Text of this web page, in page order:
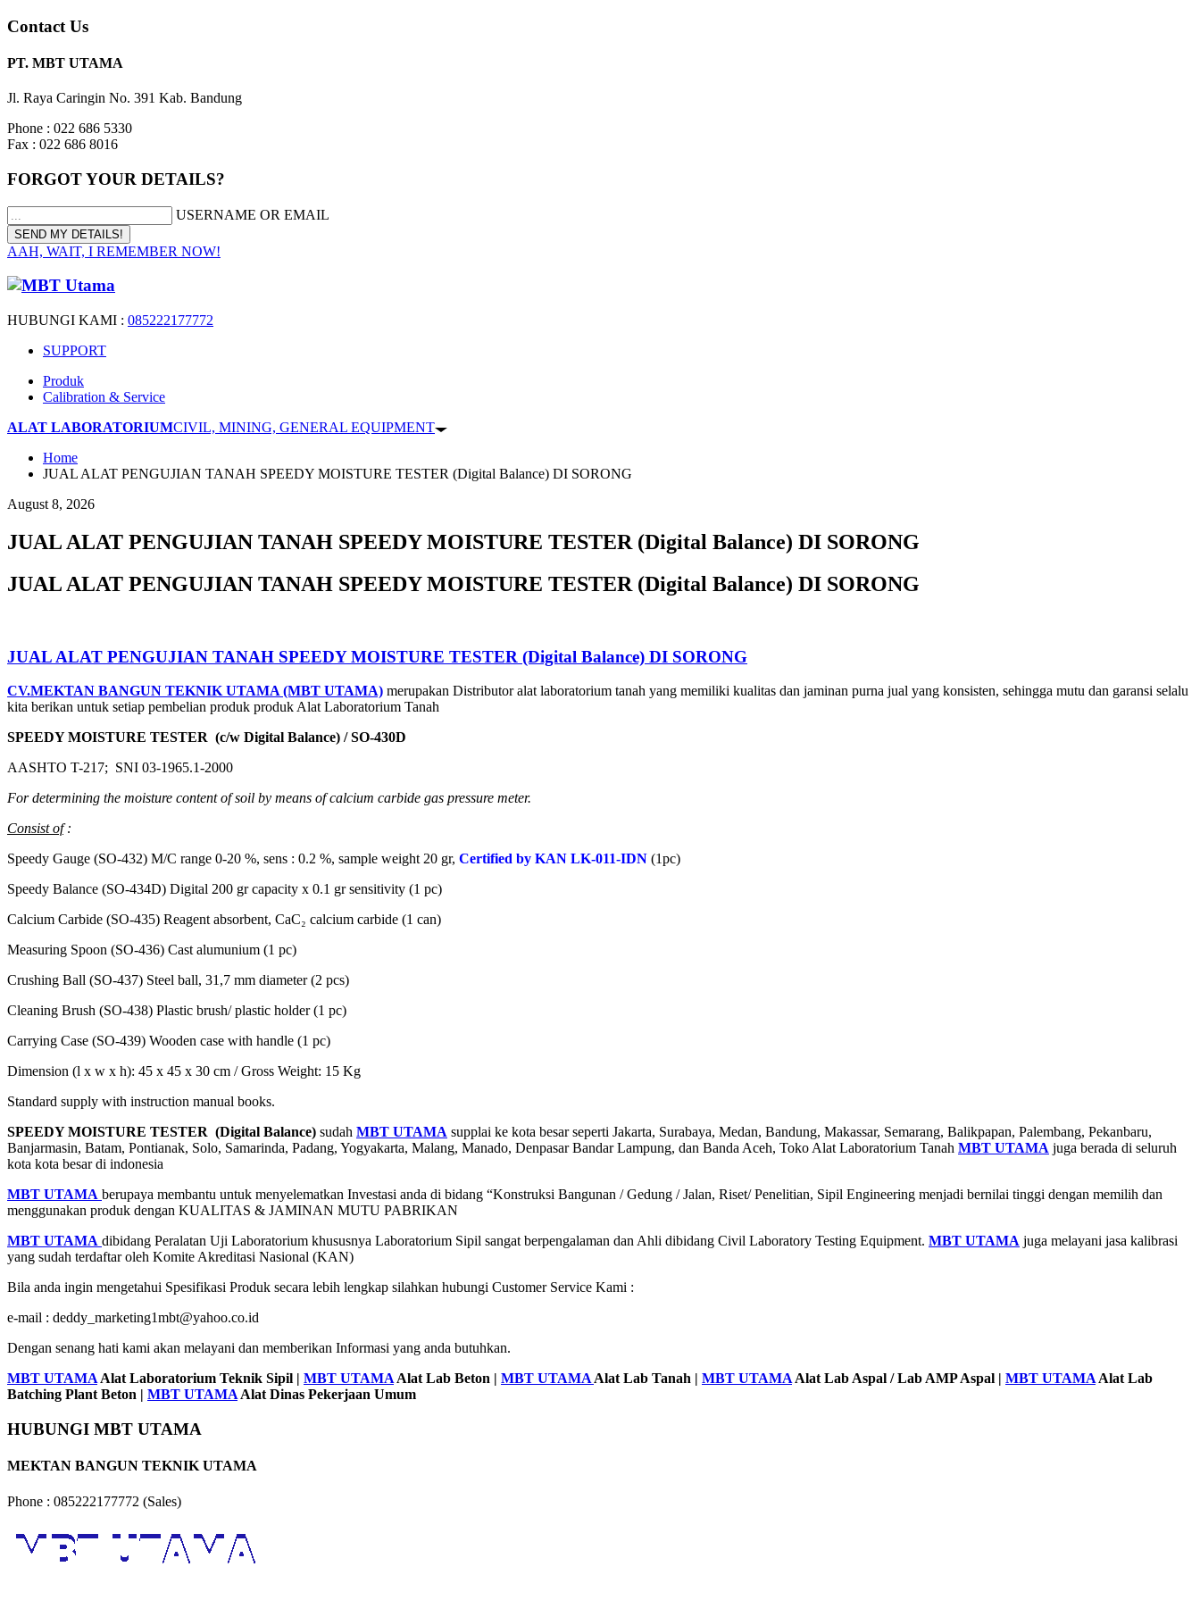
Contact Us
PT. MBT UTAMA
Jl. Raya Caringin No. 391 Kab. Bandung
Phone : 022 686 5330
Fax : 022 686 8016
FORGOT YOUR DETAILS?
USERNAME OR EMAIL
AAH, WAIT, I REMEMBER NOW!
HUBUNGI KAMI : 085222177772
SUPPORT
Produk
Calibration & Service
ALAT LABORATORIUMCIVIL, MINING, GENERAL EQUIPMENT
Home
JUAL ALAT PENGUJIAN TANAH SPEEDY MOISTURE TESTER (Digital Balance) DI SORONG
August 8, 2026
JUAL ALAT PENGUJIAN TANAH SPEEDY MOISTURE TESTER (Digital Balance) DI SORONG
JUAL ALAT PENGUJIAN TANAH SPEEDY MOISTURE TESTER (Digital Balance) DI SORONG
JUAL ALAT PENGUJIAN TANAH SPEEDY MOISTURE TESTER (Digital Balance) DI SORONG
CV.MEKTAN BANGUN TEKNIK UTAMA (MBT UTAMA) merupakan Distributor alat laboratorium tanah yang memiliki kualitas dan jaminan purna jual yang konsisten, sehingga mutu dan garansi selalu
kita berikan untuk setiap pembelian produk produk Alat Laboratorium Tanah
SPEEDY MOISTURE TESTER (c/w Digital Balance) / SO-430D
AASHTO T-217; SNI 03-1965.1-2000
For determining the moisture content of soil by means of calcium carbide gas pressure meter.
Consist of:
Speedy Gauge (SO-432) M/C range 0-20 %, sens : 0.2 %, sample weight 20 gr, Certified by KAN LK-011-IDN (1pc)
Speedy Balance (SO-434D) Digital 200 gr capacity x 0.1 gr sensitivity (1 pc)
Calcium Carbide (SO-435) Reagent absorbent, CaC₂ calcium carbide (1 can)
Measuring Spoon (SO-436) Cast alumunium (1 pc)
Crushing Ball (SO-437) Steel ball, 31,7 mm diameter (2 pcs)
Cleaning Brush (SO-438) Plastic brush/ plastic holder (1 pc)
Carrying Case (SO-439) Wooden case with handle (1 pc)
Dimension (l x w x h): 45 x 45 x 30 cm / Gross Weight: 15 Kg
Standard supply with instruction manual books.
SPEEDY MOISTURE TESTER (Digital Balance) sudah MBT UTAMA supplai ke kota besar seperti Jakarta, Surabaya, Medan, Bandung, Makassar, Semarang, Balikpapan, Palembang, Pekanbaru,
Banjarmasin, Batam, Pontianak, Solo, Samarinda, Padang, Yogyakarta, Malang, Manado, Denpasar Bandar Lampung, dan Banda Aceh, Toko Alat Laboratorium Tanah MBT UTAMA juga berada di seluruh
kota kota besar di indonesia
MBT UTAMA berupaya membantu untuk menyelematkan Investasi anda di bidang “Konstruksi Bangunan / Gedung / Jalan, Riset/ Penelitian, Sipil Engineering menjadi bernilai tinggi dengan memilih dan
menggunakan produk dengan KUALITAS & JAMINAN MUTU PABRIKAN
MBT UTAMA dibidang Peralatan Uji Laboratorium khususnya Laboratorium Sipil sangat berpengalaman dan Ahli dibidang Civil Laboratory Testing Equipment. MBT UTAMA juga melayani jasa kalibrasi
yang sudah terdaftar oleh Komite Akreditasi Nasional (KAN)
Bila anda ingin mengetahui Spesifikasi Produk secara lebih lengkap silahkan hubungi Customer Service Kami :
e-mail : deddy_marketing1mbt@yahoo.co.id
Dengan senang hati kami akan melayani dan memberikan Informasi yang anda butuhkan.
MBT UTAMA Alat Laboratorium Teknik Sipil | MBT UTAMA Alat Lab Beton | MBT UTAMA Alat Lab Tanah | MBT UTAMA Alat Lab Aspal / Lab AMP Aspal | MBT UTAMA Alat Lab
Batching Plant Beton | MBT UTAMA Alat Dinas Pekerjaan Umum
HUBUNGI MBT UTAMA
MEKTAN BANGUN TEKNIK UTAMA
Phone : 085222177772 (Sales)